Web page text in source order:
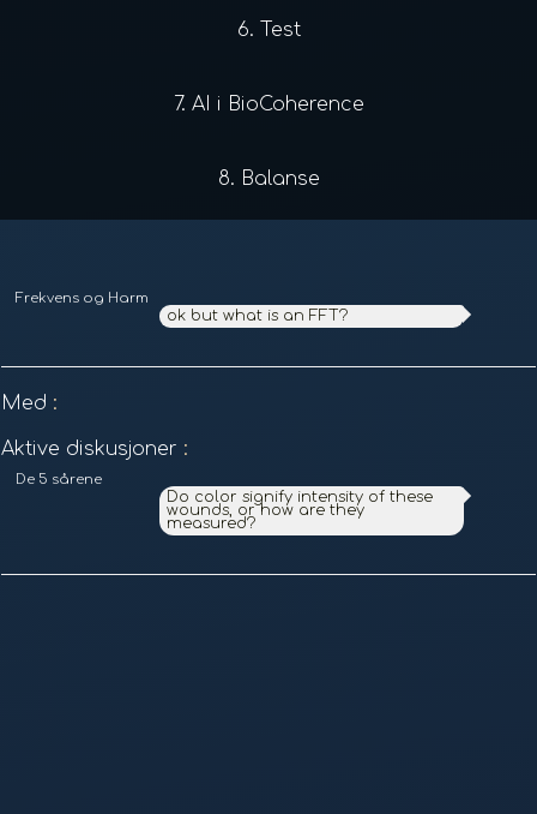
6. Test
7. AI i BioCoherence
8. Balanse
Frekvens og Harmonisk Analyse
ok but what is an FFT?
Med :
Aktive diskusjoner :
De 5 sårene
Do color signify intensity of these
wounds, or how are they
measured?